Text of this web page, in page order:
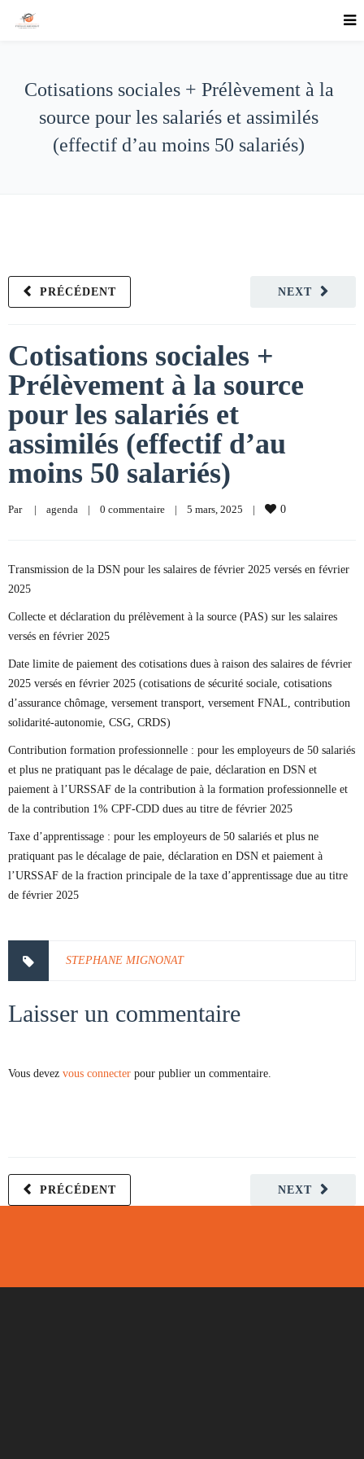
Cotisations sociales + Prélèvement à la
source pour les salariés et assimilés
(effectif d’au moins 50 salariés)
NEXT
PRÉCÉDENT
Cotisations sociales +
Prélèvement à la source
pour les salariés et
assimilés (effectif d’au
moins 50 salariés)
Par | agenda | 0 commentaire | 5 mars, 2025 | 0
Transmission de la DSN pour les salaires de février 2025 versés en février
2025
Collecte et déclaration du prélèvement à la source (PAS) sur les salaires
versés en février 2025
Date limite de paiement des cotisations dues à raison des salaires de février
2025 versés en février 2025 (cotisations de sécurité sociale, cotisations
d’assurance chômage, versement transport, versement FNAL, contribution
solidarité-autonomie, CSG, CRDS)
Contribution formation professionnelle : pour les employeurs de 50 salariés
et plus ne pratiquant pas le décalage de paie, déclaration en DSN et
paiement à l’URSSAF de la contribution à la formation professionnelle et
de la contribution 1% CPF-CDD dues au titre de février 2025
Taxe d’apprentissage : pour les employeurs de 50 salariés et plus ne
pratiquant pas le décalage de paie, déclaration en DSN et paiement à
l’URSSAF de la fraction principale de la taxe d’apprentissage due au titre
de février 2025
STEPHANE MIGNONAT
Laisser un commentaire
Vous devez vous connecter pour publier un commentaire.
NEXT
PRÉCÉDENT